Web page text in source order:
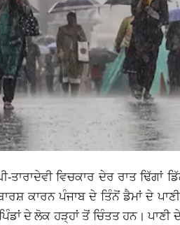
ਤਾਰਾਦੇਵੀ ਵਿਚਕਾਰ ਦੇਰ ਰਾਤ
ਕਾਰਨ ਪੰਜਾਬ ਦੇ ਤਿੰਨੋਂ ਡੈਮਾਂ ਦੇ
ਦੇ ਲੋਕ ਹੜ੍ਹਾਂ ਤੋਂ ਚਿੰਤਤ ਹਨ।